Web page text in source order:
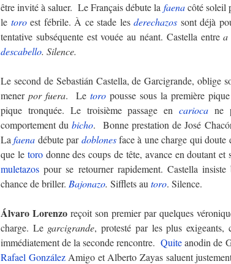
être invité à saluer. Le Français débute la faenacôté soleil
le toroest fébrile. À ce stade lesderechazos sont déjà
tentative subséquente est vouée au néant. Castella entrea
descabello. Silence.
Le second de Sebastián Castella, de Garcigrande, oblige
mener por fuera. Le toro pousse sous la première
pique tronquée. Le troisième passage encarioca ne
comportement dubicho. Bonne prestation de José
La faena débute pardoblonesface à une charge qui doute
que le torodonne des coups de tête, avance en doutant et
muletazos pour se retourner rapidement. Castella insiste
chance de briller. Bajonazo. Sifflets au toro. Silence.
Álvaro Lorenzoreçoit son premier par quelques
charge. Le garcigrande, protesté par les plus
immédiatement de la seconde rencontre.Quiteanodin de
Rafael GonzálezAmigo et Alberto Zayas saluent